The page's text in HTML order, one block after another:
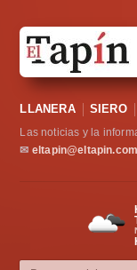
Sociedad
Política
Cultura
LLANERA SIERO
Las noticias y la
✉ eltapin@eltapin.com